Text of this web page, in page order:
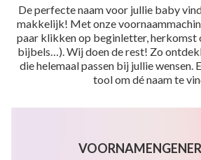
De perfecte naam voor jullie baby
makkelijk! Met onze
paar klikken op beginletter,
bijbels…). Wij doen de rest! Zo
die helemaal passen bij jullie wensen.
tool om dé naam te